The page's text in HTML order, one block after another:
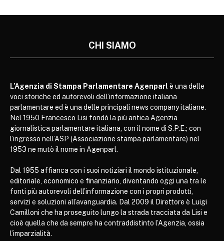
CHI SIAMO
L’Agenzia di Stampa Parlamentare Agenparl è una delle
voci storiche ed autorevoli dell’informazione italiana
parlamentare ed è una delle principali news company italiane.
Nel 1950 Francesco Lisi fondò la più antica Agenzia
giornalistica parlamentare italiana, con il nome di S.P.E.; con
l’ingresso nell’ASP (Associazione stampa parlamentare) nel
1953 ne mutò il nome in Agenparl.
Dal 1955 affianca con i suoi notiziari il mondo istituzionale,
editoriale, economico e finanziario, diventando oggi una tra le
fonti più autorevoli dell’informazione con i propri prodotti,
servizi e soluzioni all’avanguardia. Dal 2009 il Direttore è Luigi
Camilloni che ha proseguito lungo la strada tracciata da Lisi e
cioè quella che da sempre ha contraddistinto l’Agenzia, ossia
l’imparzialità.